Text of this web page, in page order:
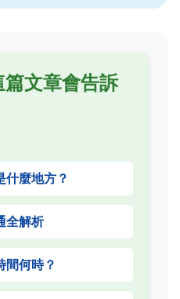
文章會告訴
什麼地方？
全解析
間何時？